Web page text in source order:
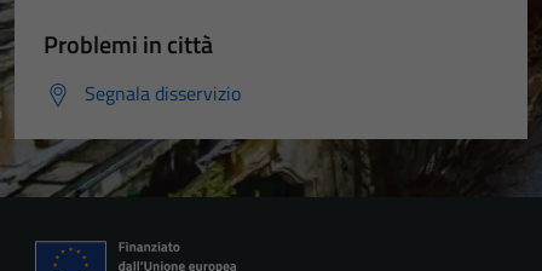
Problemi in città
Segnala disservizio
del sito e non
possono